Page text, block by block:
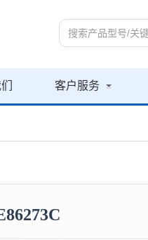
客户服务